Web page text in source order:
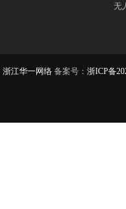
无
浙江华一网络 备案号： 浙ICP备